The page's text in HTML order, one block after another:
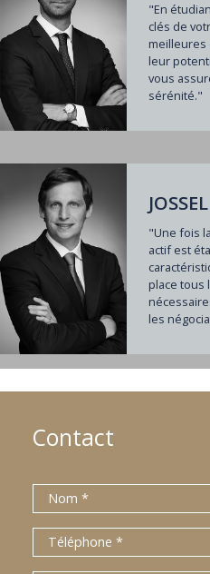
"En
clés de
leur
vous
sérénité."
"Une fois
actif est
place tous
les
Contact